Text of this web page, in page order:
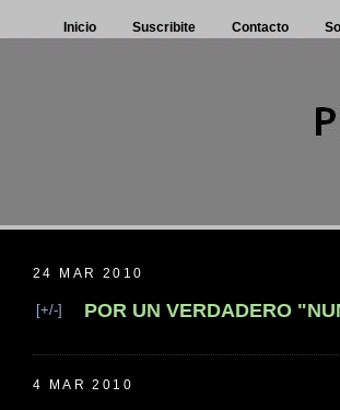
Inicio Suscribite Contacto
24 MAR 2010
[+/-] POR UN VERDADERO
4 MAR 2010